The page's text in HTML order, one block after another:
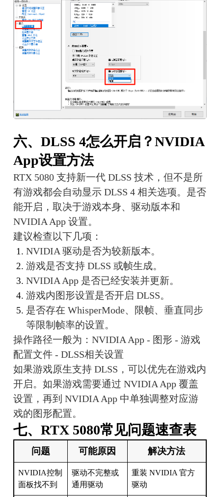
六、DLSS 4怎么开启？NVIDIA
App设置方法
RTX 5080 支持新一代 DLSS 技术，但不是所
有游戏都会自动显示 DLSS 4 相关选项。是否
能开启，取决于游戏本身、驱动版本和
NVIDIA App 设置。
建议检查以下几项：
NVIDIA 驱动是否为较新版本。
游戏是否支持 DLSS 或帧生成。
NVIDIA App 是否已经安装并更新。
游戏内图形设置是否开启 DLSS。
是否存在 WhisperMode、限帧、垂直同步
等限制帧率的设置。
操作路径一般为：NVIDIA App - 图形 - 游戏
配置文件 - DLSS相关设置
如果游戏原生支持 DLSS，可以优先在游戏内
开启。如果游戏需要通过 NVIDIA App 覆盖
设置，再到 NVIDIA App 中单独调整对应游
戏的图形配置。
七、RTX 5080常见问题速查表
问题 可能原因 解决方法
NVIDIA控制
面板找不到
驱动不完整或
通用驱动
重装 NVIDIA 官方
驱动